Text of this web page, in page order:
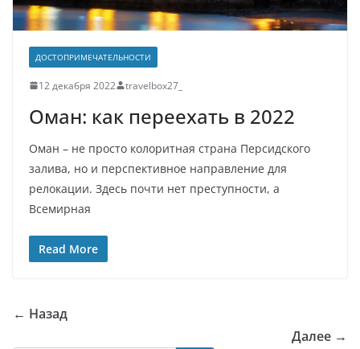
ДОСТОПРИМЕЧАТЕЛЬНОСТИ
12 декабря 2022 travelbox27_
Оман: как переехать в 2022
Оман – не просто колоритная страна Персидского
залива, но и перспективное направление для
релокации. Здесь почти нет преступности, а
Всемирная
Read More
← Назад
Далее →